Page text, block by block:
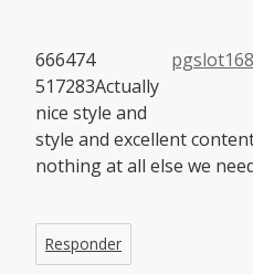
pgslot168
666474
517283Actually
nice style and
style and excellent
nothing at all else we
Responder